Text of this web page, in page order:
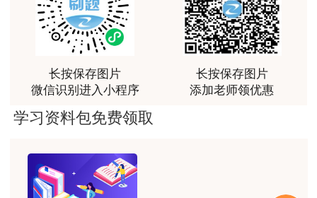
预告信号：间断鸣三次长声，即鸣30s、停、
鸣30s、停、鸣30s；
准备信号：在预告信号20min后发布，间断鸣
一长、一短三次，即鸣20s、鸣10s、停、鸣20s、
鸣10s、停、鸣20s、鸣10s。
起爆信号：准备信号lOmin后发出，连续三短
声，即鸣10s、停、鸣10s、停、鸣10s。
用户jl****un
感谢教育网的多年支持与培养。
老师讲课认真负责，要点突出；我考试通过了。
用户m9****66
用户ch****15
达老师的课程讲的非常好
长按保存图片
微信识别进入小程序
长按保存图片
添加老师领优惠
学习资料包免费领取